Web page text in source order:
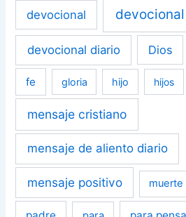
devocional
devocional diario Dios
fe gloria hijo hijos
mensaje cristiano
mensaje de aliento diario
mensaje positivo muerte